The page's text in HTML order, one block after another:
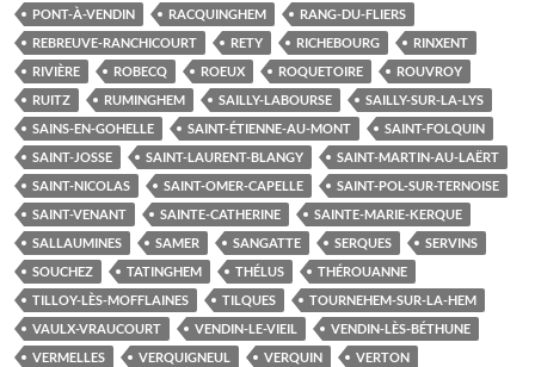
PONT-À-VENDIN
RACQUINGHEM
RANG-DU-FLIERS
REBREUVE-RANCHICOURT
RETY RICHEBOURG
RINXENT
RIVIÈRE
ROBECQ ROEUX ROQUETOIRE
ROUVROY
RUITZ
RUMINGHEM SAILLY-LABOURSE
SAILLY-SUR-LA-LYS
SAINS-EN-GOHELLE
SAINT-ÉTIENNE-AU-MONT
SAINT-FOLQUIN
SAINT-JOSSE
SAINT-LAURENT-BLANGY
SAINT-MARTIN-AU-LAËRT
SAINT-NICOLAS
SAINT-OMER-CAPELLE
SAINT-POL-SUR-TERNOISE
SAINT-VENANT
SAINTE-CATHERINE
SAINTE-MARIE-KERQUE
SALLAUMINES
SAMER SANGATTE SERQUES
SERVINS
SOUCHEZ
TATINGHEM THÉLUS
THÉROUANNE
TILLOY-LÈS-MOFFLAINES
TILQUES
TOURNEHEM-SUR-LA-HEM
VAULX-VRAUCOURT
VENDIN-LE-VIEIL
VENDIN-LÈS-BÉTHUNE
VERMELLES
VERQUIGNEUL VERQUIN
VERTON